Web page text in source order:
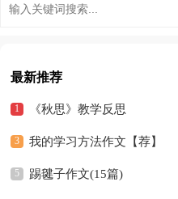
最新推荐
《秋思》教学反思
我的学习方法作文【荐】
踢毽子作文(15篇)